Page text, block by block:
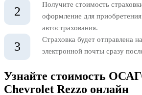
2
Получите стоимость
оформление для
автострахования.
3
Страховка будет отправлена
электронной почты сразу
Узнайте стоимость
Chevrolet Rezzo онлайн